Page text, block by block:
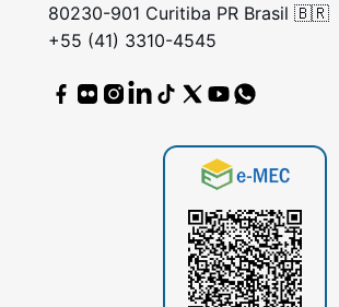
80230-901 Curitiba PR Brasil 🇧🇷
+55 (41) 3310-4545